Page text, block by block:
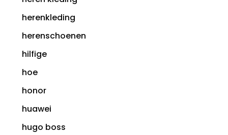
herenkleding
herenschoenen
hilfige
hoe
honor
huawei
hugo boss